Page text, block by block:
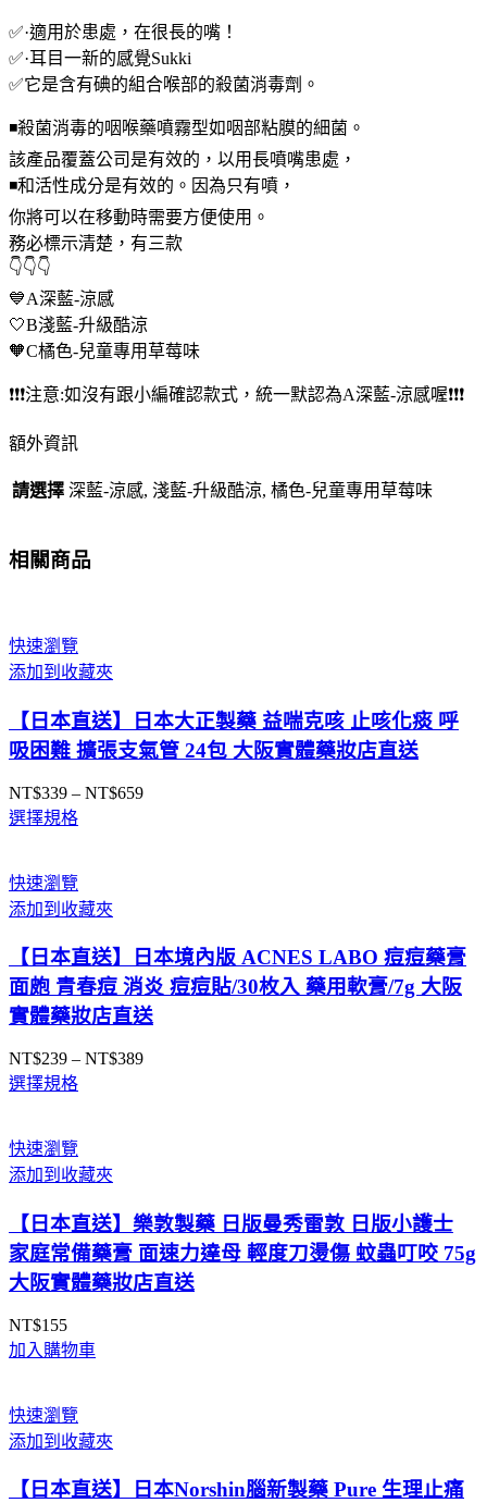
霧
15ML
數
✅·適用於患處，在很長的嘴！
✅·耳目一新的感覺Sukki
✅它是含有碘的組合喉部的殺菌消毒劑。
◾殺菌消毒的咽喉藥噴霧型如咽部粘膜的細菌。
該產品覆蓋公司是有效的，以用長噴嘴患處，
◾和活性成分是有效的。因為只有噴，
你將可以在移動時需要方便使用。
務必標示清楚，有三款
👇👇👇
💙A深藍-涼感
🤍B淺藍-升級酷涼
🧡C橘色-兒童專用草莓味
❗❗❗注意:如沒有跟小編確認款式，統一默認為A深藍-涼感喔❗❗❗
額外資訊
請選擇 深藍-涼感, 淺藍-升級酷涼, 橘色-兒童專用草莓味
相關商品
快速瀏覽
添加到收藏夾
【日本直送】日本大正製藥 益喘克咳 止咳化痰 呼
吸困難 擴張支氣管 24包 大阪實體藥妝店直送
NT$339 – NT$659價
NT$659
選擇規格
快速瀏覽
添加到收藏夾
【日本直送】日本境內版 ACNES LABO 痘痘藥膏
面皰 青春痘 消炎 痘痘貼/30枚入 藥用軟膏/7g 大阪
實體藥妝店直送
NT$239 – NT$389價
選擇規格
快速瀏覽
添加到收藏夾
【日本直送】樂敦製藥 日版曼秀雷敦 日版小護士
家庭常備藥膏 面速力達母 輕度刀燙傷 蚊蟲叮咬 75g
大阪實體藥妝店直送
NT$155
加入購物車
快速瀏覽
添加到收藏夾
【日本直送】日本Norshin腦新製藥 Pure 生理止痛